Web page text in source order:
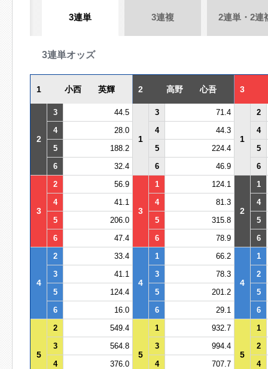
3連単 3連複 2連単・2連
3連単オッズ
1 小西 英輝 2 高野 心吾 3
2
3 44.5
1
3 71.4
1
2
4
28.0 4 44.3
4
5
188.2 5 224.4
5
6
32.4 6 46.9 6
3
2 56.9
3
1 124.1
2
1
4
41.1 4 81.3
4
5
206.0 5 315.8
5
6
47.4 6 78.9 6
4
2 33.4
4
1 66.2
4
1
3
41.1 3 78.3
2
5
124.4 5 201.2
5
6
16.0 6 29.1 6
5
2 549.4
5
1 932.7
5
1
3
564.8 3 994.4
2
4
376.0 4 707.7
4